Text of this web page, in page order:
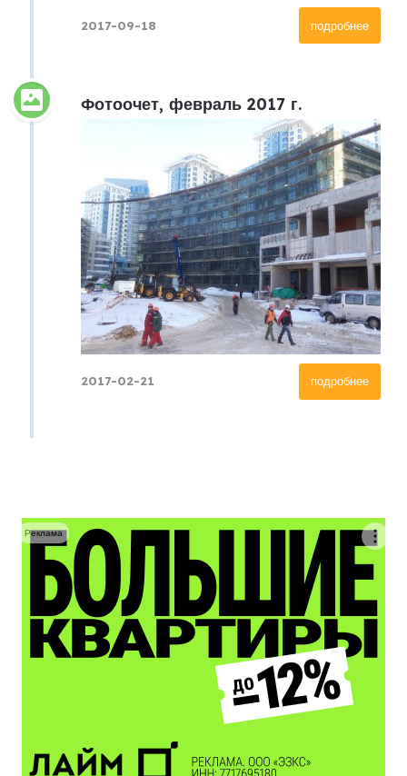
подробнее
2017-09-18
Фотоочет, февраль 2017 г.
подробнее
2017-02-21
Реклама